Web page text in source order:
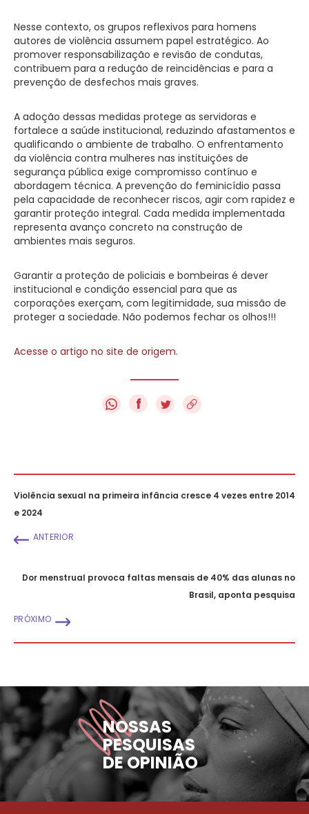
Nesse contexto, os grupos reflexivos para homens
autores de violência assumem papel estratégico. Ao
promover responsabilização e revisão de condutas,
contribuem para a redução de reincidências e para a
prevenção de desfechos mais graves.
A adoção dessas medidas protege as servidoras e
fortalece a saúde institucional, reduzindo afastamentos e
qualificando o ambiente de trabalho. O enfrentamento
da violência contra mulheres nas instituições de
segurança pública exige compromisso contínuo e
abordagem técnica. A prevenção do feminicídio passa
pela capacidade de reconhecer riscos, agir com rapidez e
garantir proteção integral. Cada medida implementada
representa avanço concreto na construção de
ambientes mais seguros.
Garantir a proteção de policiais e bombeiras é dever
institucional e condição essencial para que as
corporações exerçam, com legitimidade, sua missão de
proteger a sociedade. Não podemos fechar os olhos!!!
Acesse o artigo no site de origem.
f
Violência sexual na primeira infância cresce 4 vezes entre 2014
e 2024
ANTERIOR
Dor menstrual provoca faltas mensais de 40% das alunas no
Brasil, aponta pesquisa
PRÓXIMO
NOSSAS
PESQUISAS
DE OPINIÃO